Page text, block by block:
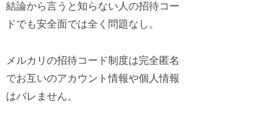
結論から言うと知らない人の招待コー
ドでも安全面では全く問題なし。
メルカリの招待コード制度は完全匿名
でお互いのアカウント情報や個人情報
はバレません。